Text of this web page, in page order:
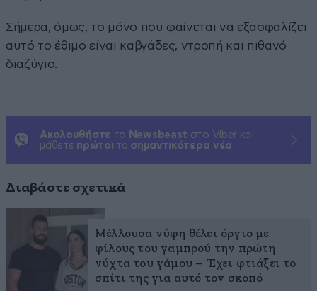
Σήμερα, όμως, το μόνο που φαίνεται να εξασφαλίζει
αυτό το έθιμο είναι καβγάδες, ντροπή και πιθανό
διαζύγιο.
Ακολουθήστε το Newsbeast στο Viber και
μάθετε πρώτοι τα σημαντικότερα νέα
Διαβάστε σχετικά
Μέλλουσα νύφη θέλει όργιο με
φίλους του γαμπρού την πρώτη
νύχτα του γάμου – Έχει φτιάξει το
σπίτι της για αυτό τον σκοπό